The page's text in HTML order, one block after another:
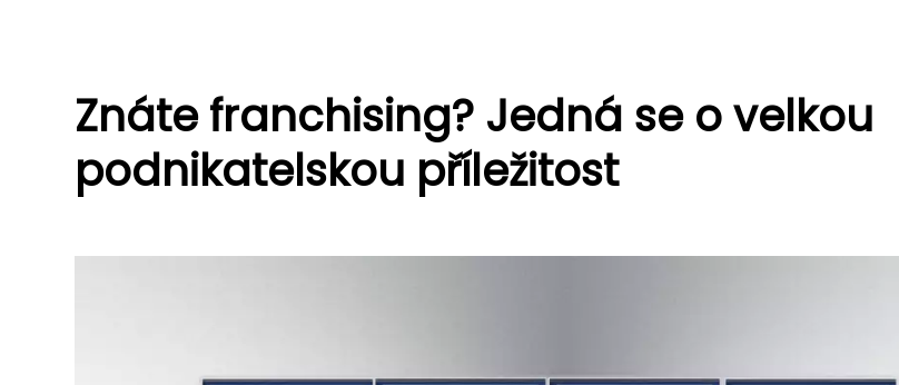
Znáte franchising? Jedná se o velkou
podnikatelskou příležitost